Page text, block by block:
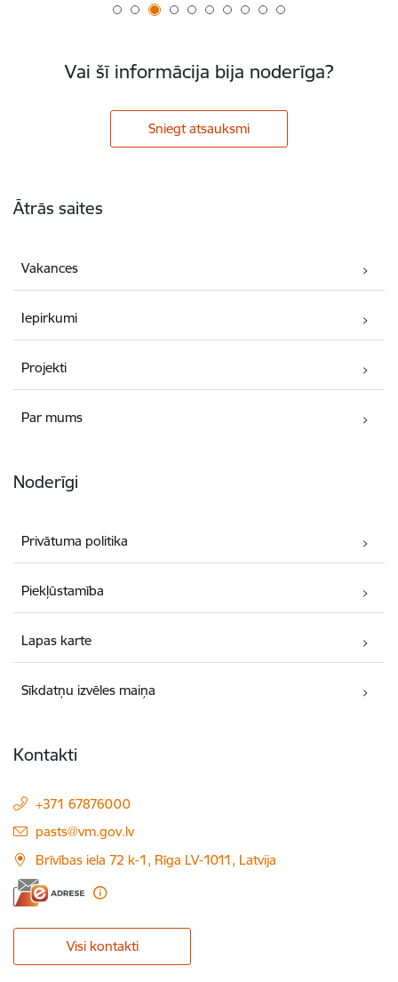
Vai šī informācija bija noderīga?
Sniegt atsauksmi
Ātrās saites
Vakances
Iepirkumi
Projekti
Par mums
Noderīgi
Privātuma politika
Piekļūstamība
Lapas karte
Sīkdatņu izvēles maiņa
Kontakti
+371 67876000
E-pasts:
pasts@vm.gov.lv
Brīvības iela 72 k-1, Rīga LV-1011, Latvija
Visi kontakti